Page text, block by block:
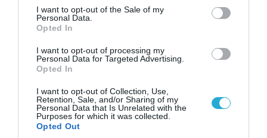
consent section.
I want to opt-out of the Sale of my
Personal Data.
Opted In
I want to opt-out of processing my
Personal Data for Targeted Advertising.
Opted In
I want to opt-out of Collection, Use,
Retention, Sale, and/or Sharing of my
Personal Data that Is Unrelated with the
Purposes for which it was collected.
Opted Out
Αδειάζουν το Κραματόρσκ οι Ουκρανοί:
Έκτακτη εκκένωση στην πόλη μετά την
ΠΟΛΙΤΙΚΗ